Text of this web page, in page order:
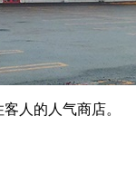
人的人气商店。